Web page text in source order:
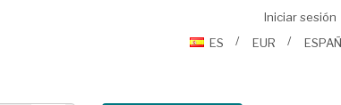
Iniciar sesión
ES
EUR